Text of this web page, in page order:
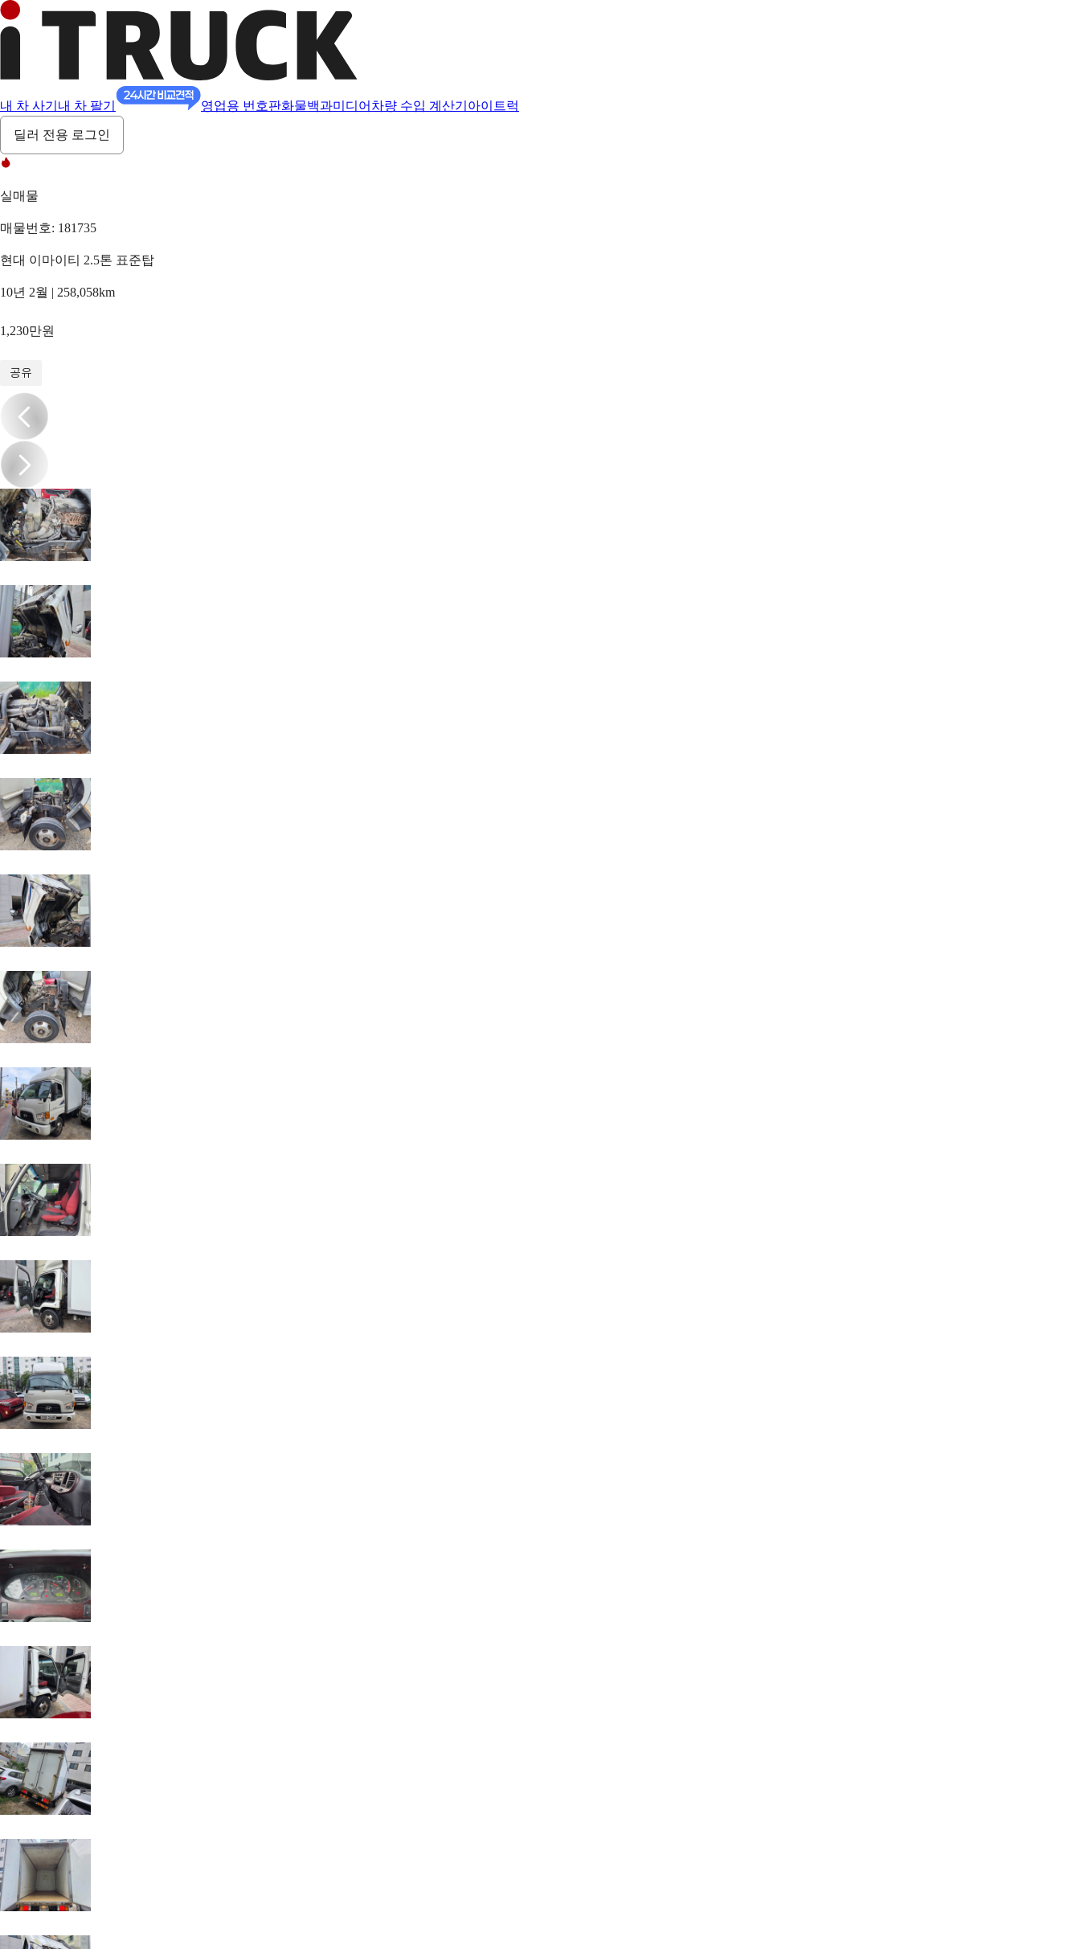
내 차 사기 내 차 팔기 영업용 번호판화물백과미디어 차량 수입 계산기 아이트럭
딜러 전용 로그인
실매물
매물번호: 181735
현대 이마이티 2.5톤 표준탑
10년 2월 | 258,058km
1,230만원
공유
/18